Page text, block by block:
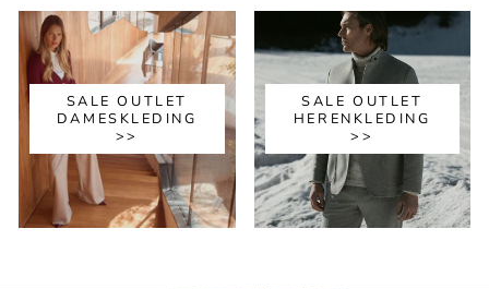
SALE OUTLET
DAMESKLEDING
>>
SALE OUTLET
HERENKLEDING
>>